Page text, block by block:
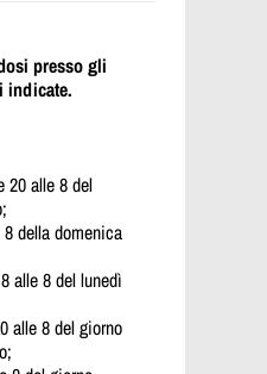
presso gli
indicate.
20 alle 8 del
della domenica
alle 8 del lunedì
alle 8 del giorno